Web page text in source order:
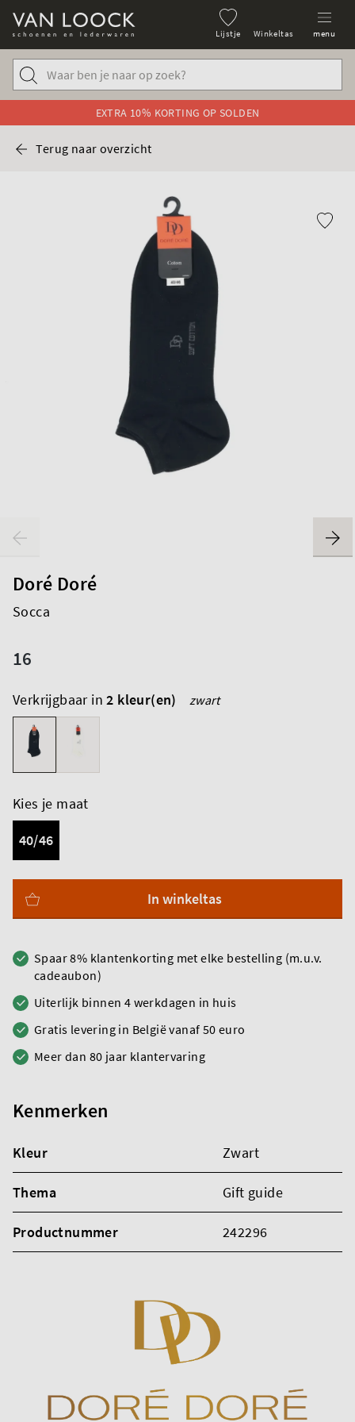
Lijstje Winkeltas menu
EXTRA 10% KORTING OP SOLDEN
Terug naar overzicht
Doré Doré
Socca
16
Verkrijgbaar in2 kleur(en) zwart
Kies je maat
40/46
In winkeltas
Spaar 8% klantenkorting met elke bestelling (m.u.v.
cadeaubon)
Uiterlijk binnen 4 werkdagen in huis
Gratis levering in België vanaf 50 euro
Meer dan 80 jaar klantervaring
Kenmerken
Kleur Zwart
Thema Gift guide
Productnummer 242296